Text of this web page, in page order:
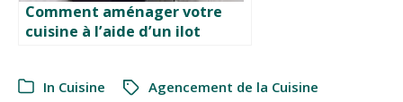
Comment aménager votre
cuisine à l’aide d’un ilot
In Cuisine Agencement de la Cuisine